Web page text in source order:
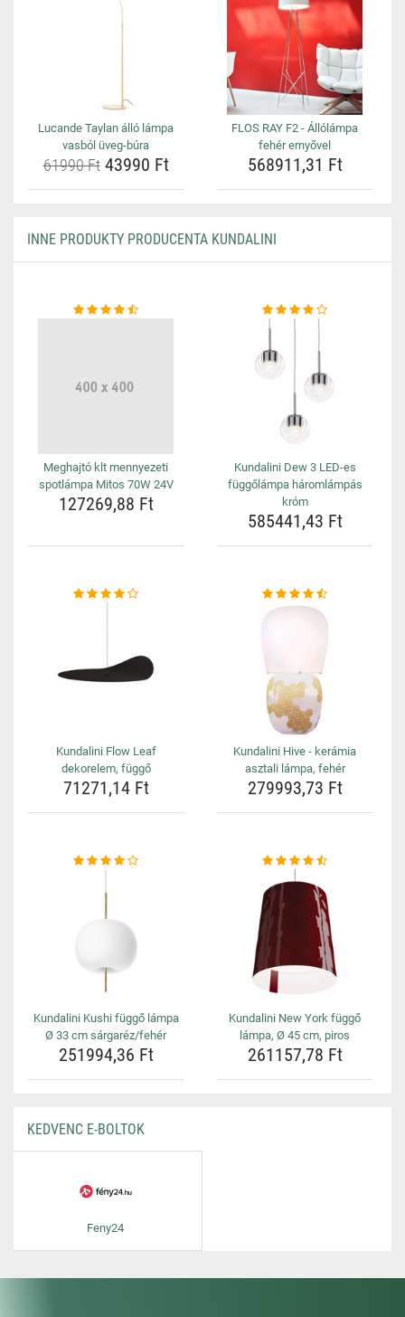
Lucande Taylan álló lámpa
vasból üveg-búra
61990 Ft43990 Ft
FLOS RAY F2 - Állólámpa
fehér ernyővel
568911,31 Ft
INNE PRODUKTY PRODUCENTA KUNDALINI
Meghajtó klt mennyezeti
spotlámpa Mitos 70W 24V
127269,88 Ft
Kundalini Dew 3 LED-es
függőlámpa háromlámpás
króm
585441,43 Ft
Kundalini Flow Leaf
dekorelem, függő
71271,14 Ft
Kundalini Hive - kerámia
asztali lámpa, fehér
279993,73 Ft
Kundalini Kushi függő lámpa
Ø 33 cm sárgaréz/fehér
251994,36 Ft
Kundalini New York függő
lámpa, Ø 45 cm, piros
261157,78 Ft
KEDVENC E-BOLTOK
Feny24